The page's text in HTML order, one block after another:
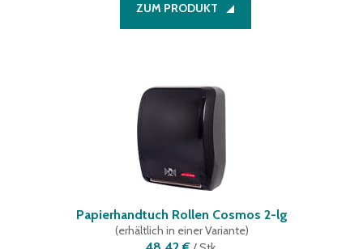
ZUM PRODUKT
Papierhandtuch Rollen Cosmos 2-lg
(erhältlich in einer Variante)